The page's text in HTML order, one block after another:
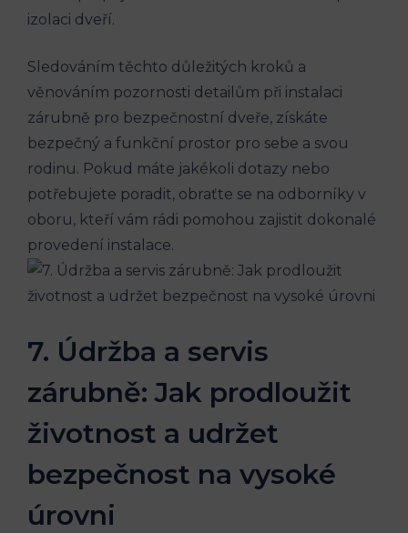
izolaci dveří.
Sledováním těchto důležitých kroků a
věnováním pozornosti detailům při instalaci
zárubně pro bezpečnostní dveře, získáte
bezpečný a funkční prostor pro sebe a svou
rodinu. Pokud máte jakékoli dotazy nebo
potřebujete poradit, obraťte se na odborníky v
oboru, kteří vám rádi pomohou zajistit dokonalé
provedení instalace.
7. Údržba a servis
zárubně: Jak prodloužit
životnost a udržet
bezpečnost na vysoké
úrovni